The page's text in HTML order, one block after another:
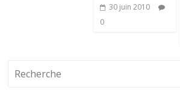
30 juin 2010
0